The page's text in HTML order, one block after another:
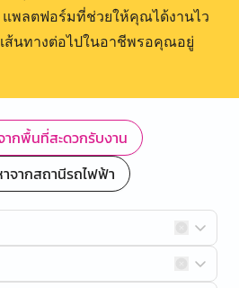
พลตฟอร์มที่ช่วยให้คุณได้งานไว
เส้นทางต่อไปในอาชีพรอคุณอยู่
ากพื้นที่สะดวกรับงาน
จากสถานีรถไฟฟ้า